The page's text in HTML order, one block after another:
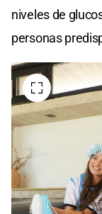
niveles de
personas